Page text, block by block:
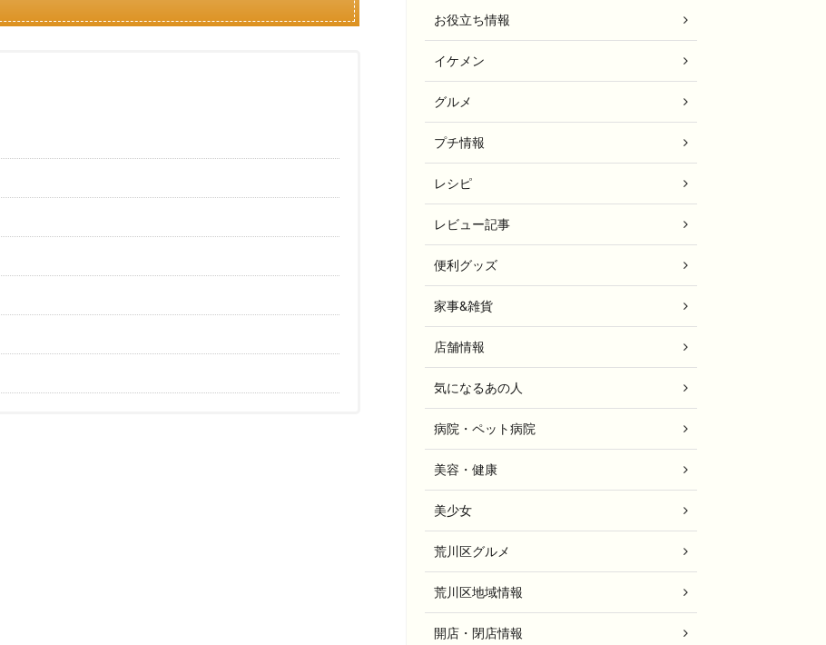
お役立ち情報
イケメン
グルメ
プチ情報
レシピ
レビュー記事
便利グッズ
家事&雑貨
店舗情報
気になるあの人
病院・ペット病院
美容・健康
美少女
荒川区グルメ
荒川区地域情報
開店・閉店情報